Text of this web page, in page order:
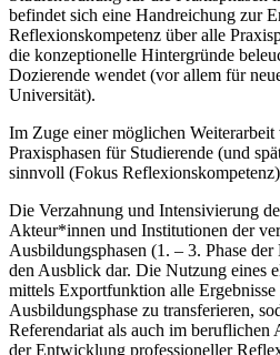
befindet sich eine Handreichung zur
Reflexionskompetenz über alle
die konzeptionelle Hintergründe
Dozierende wendet (vor allem für
Universität).
Im Zuge einer möglichen
Praxisphasen für Studierende (und
sinnvoll (Fokus
Die Verzahnung und Intensivierung
Akteur*innen und Institutionen der
Ausbildungsphasen (1. – 3. Phase
den Ausblick dar. Die Nutzung eines
mittels Exportfunktion alle Ergebnisse
Ausbildungsphase zu transferieren,
Referendariat als auch im beruflichen
der Entwicklung professioneller